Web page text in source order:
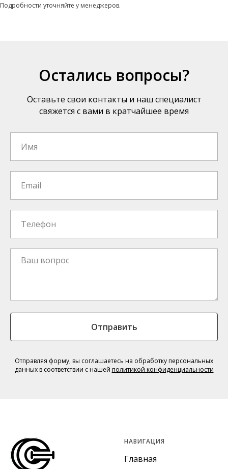
Подробности уточняйте у менеджеров.
Остались вопросы?
Оставьте свои контакты и наш специалист
свяжется с вами в кратчайшее время
Отправить
Отправляя форму, вы соглашаетесь на обработку персональных
данных в соответствии с нашей политикой конфиденциальности
НАВИГАЦИЯ
Главная